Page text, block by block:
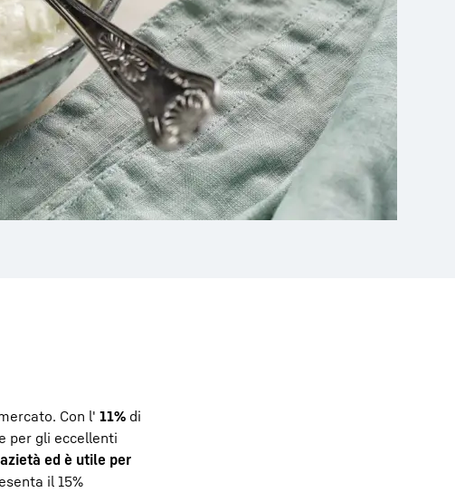
Con l' 11% di
per gli eccellenti
ed è utile per
il 15%